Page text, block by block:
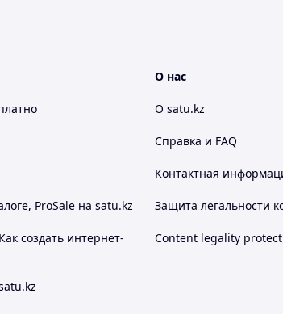
ProSale на satu.kz
создать интернет-
О нас
О satu.kz
Справка и FAQ
Контактная
Защита легальности
Content legality